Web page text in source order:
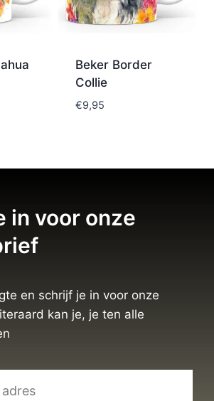
Beker Border
Collie
€9,95
in voor onze
en schrijf je in voor onze
kan je, je ten alle